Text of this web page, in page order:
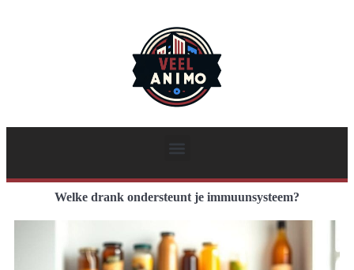
Welke drank ondersteunt je immuunsysteem?